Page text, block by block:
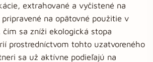
extrahované a vyčistené na
na opätovné použitie v
sa zníži ekologická stopa
prostredníctvom tohto uzatvoreného
sa už aktívne podieľajú na